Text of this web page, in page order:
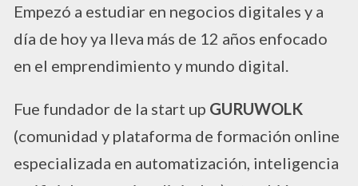
Empezó a estudiar en negocios digitales y a
día de hoy ya lleva más de 12 años enfocado
en el emprendimiento y mundo digital.
Fue fundador de la start up GURUWOLK
(comunidad y plataforma de formación online
especializada en automatización, inteligencia